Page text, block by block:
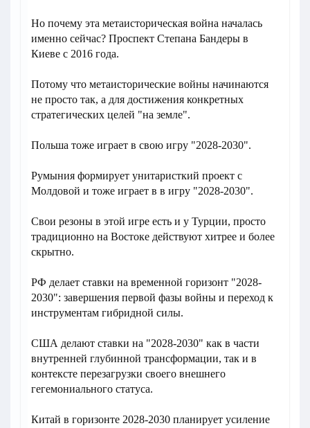
Но почему эта метаисторическая война началась
именно сейчас? Проспект Степана Бандеры в
Киеве с 2016 года.
Потому что метаисторические войны начинаются
не просто так, а для достижения конкретных
стратегических целей "на земле".
Польша тоже играет в свою игру "2028-2030".
Румыния формирует унитаристкий проект с
Молдовой и тоже играет в в игру "2028-2030".
Свои резоны в этой игре есть и у Турции, просто
традиционно на Востоке действуют хитрее и более
скрытно.
РФ делает ставки на временной горизонт "2028-
2030": завершения первой фазы войны и переход к
инструментам гибридной силы.
США делают ставки на "2028-2030" как в части
внутренней глубинной трансформации, так и в
контексте перезагрузки своего внешнего
гегемониального статуса.
Китай в горизонте 2028-2030 планирует усиление